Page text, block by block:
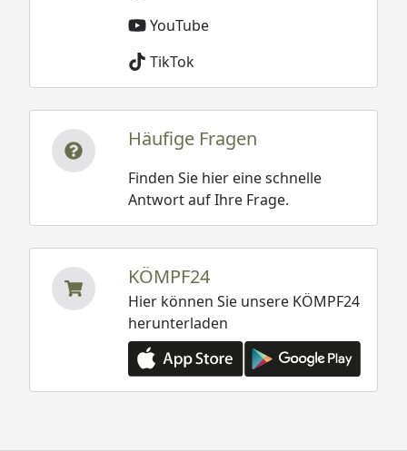
YouTube
TikTok
Häufige Fragen
Finden Sie hier eine schnelle
Antwort auf Ihre Frage.
KÖMPF24
Hier können Sie unsere KÖMPF24
herunterladen